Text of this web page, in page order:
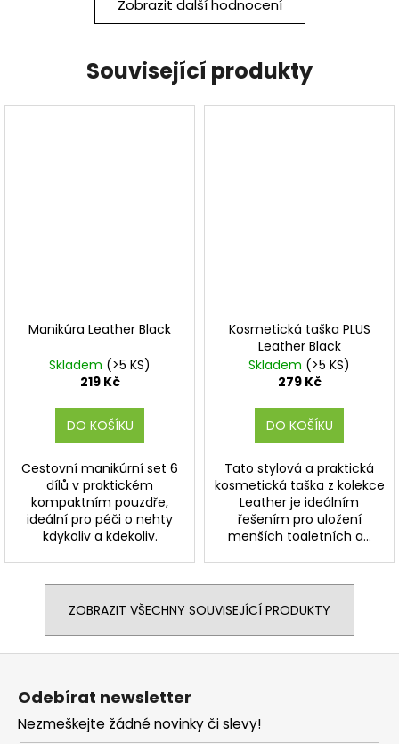
Zobrazit další hodnocení
Související produkty
Manikúra Leather Black
Skladem (>5 KS)
219 Kč
DO KOŠÍKU
Cestovní manikúrní set 6
dílů v praktickém
kompaktním pouzdře,
ideální pro péči o nehty
kdykoliv a kdekoliv.
Kosmetická taška PLUS
Leather Black
Skladem (>5 KS)
279 Kč
DO KOŠÍKU
Tato stylová a praktická
kosmetická taška z kolekce
Leather je ideálním
řešením pro uložení
menších toaletních a...
ZOBRAZIT VŠECHNY SOUVISEJÍCÍ PRODUKTY
Z
Odebírat newsletter
Nezmeškejte žádné novinky či slevy!